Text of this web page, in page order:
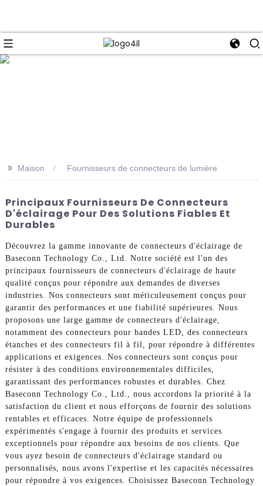
>> Maison Fournisseurs de connecteurs de lumière
Principaux Fournisseurs De Connecteurs
D'éclairage Pour Des Solutions Fiables Et
Durables
Découvrez la gamme innovante de connecteurs d'éclairage de
Baseconn Technology Co., Ltd. Notre société est l'un des
principaux fournisseurs de connecteurs d'éclairage de haute
qualité conçus pour répondre aux demandes de diverses
industries. Nos connecteurs sont méticuleusement conçus pour
garantir des performances et une fiabilité supérieures. Nous
proposons une large gamme de connecteurs d'éclairage,
notamment des connecteurs pour bandes LED, des connecteurs
étanches et des connecteurs fil à fil, pour répondre à différentes
applications et exigences. Nos connecteurs sont conçus pour
résister à des conditions environnementales difficiles,
garantissant des performances robustes et durables. Chez
Baseconn Technology Co., Ltd., nous accordons la priorité à la
satisfaction du client et nous efforçons de fournir des solutions
rentables et efficaces. Notre équipe de professionnels
expérimentés s'engage à fournir des produits et services
exceptionnels pour répondre aux besoins de nos clients. Que
vous ayez besoin de connecteurs d'éclairage standard ou
personnalisés, nous avons l'expertise et les capacités nécessaires
pour répondre à vos exigences. Choisissez Baseconn Technology